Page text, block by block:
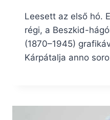
Leesett az első hó.
régi, a Beszkid-
(1870–1945)
Kárpátalja anno